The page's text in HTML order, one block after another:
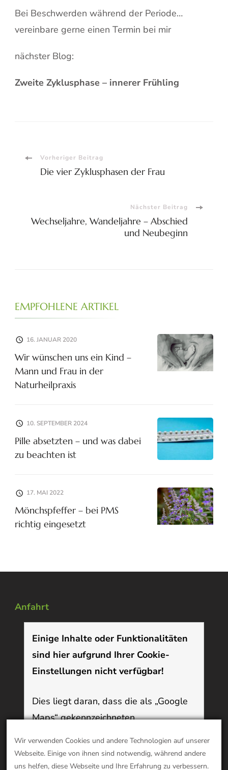
Bei Beschwerden während der Periode…
vereinbare gerne einen Termin bei mir
nächster Blog:
Zweite Zyklusphase – innerer Frühling
Beitragsnavigation
Vorheriger Beitrag
Die vier Zyklusphasen der Frau
Nächster Beitrag
Wechseljahre, Wandeljahre – Abschied
und Neubeginn
EMPFOHLENE ARTIKEL
16. JANUAR 2020
Wir wünschen uns ein Kind –
Mann und Frau in der
Naturheilpraxis
10. SEPTEMBER 2024
Pille absetzten – und was dabei
zu beachten ist
17. MAI 2022
Mönchspfeffer – bei PMS
richtig eingesetzt
Anfahrt
Einige Inhalte oder Funktionalitäten
sind hier aufgrund Ihrer Cookie-
Einstellungen nicht verfügbar!
Dies liegt daran, dass die als „Google
Maps“ gekennzeichneten
die Sie deaktiviert haben. Um diesen
Inhalt anzuzeigen oder diese
Wir verwenden Cookies und andere Technologien auf unserer
Webseite. Einige von ihnen sind notwendig, während andere
uns helfen, diese Webseite und Ihre Erfahrung zu verbessern.